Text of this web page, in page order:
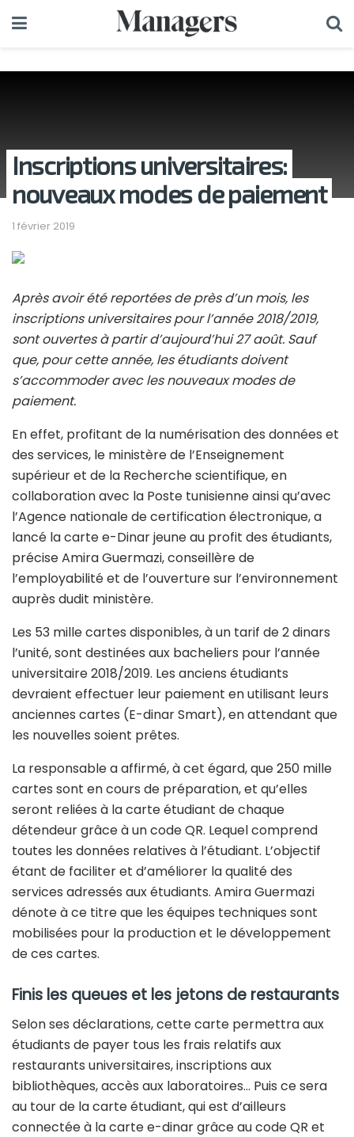
Inscriptions universitaires:
nouveaux modes de paiement
1 février 2019
Après avoir été reportées de près d’un mois, les
inscriptions universitaires pour l’année 2018/2019,
sont ouvertes à partir d’aujourd’hui 27 août. Sauf
que, pour cette année, les étudiants doivent
s’accommoder avec les nouveaux modes de
paiement.
En effet, profitant de la numérisation des données et
des services, le ministère de l’Enseignement
supérieur et de la Recherche scientifique, en
collaboration avec la Poste tunisienne ainsi qu’avec
l’Agence nationale de certification électronique, a
lancé la carte e-Dinar jeune au profit des étudiants,
précise Amira Guermazi, conseillère de
l’employabilité et de l’ouverture sur l’environnement
auprès dudit ministère.
Les 53 mille cartes disponibles, à un tarif de 2 dinars
l’unité, sont destinées aux bacheliers pour l’année
universitaire 2018/2019. Les anciens étudiants
devraient effectuer leur paiement en utilisant leurs
anciennes cartes (E-dinar Smart), en attendant que
les nouvelles soient prêtes.
La responsable a affirmé, à cet égard, que 250 mille
cartes sont en cours de préparation, et qu’elles
seront reliées à la carte étudiant de chaque
détendeur grâce à un code QR. Lequel comprend
toutes les données relatives à l’étudiant. L’objectif
étant de faciliter et d’améliorer la qualité des
services adressés aux étudiants. Amira Guermazi
dénote à ce titre que les équipes techniques sont
mobilisées pour la production et le développement
de ces cartes.
Finis les queues et les jetons de restaurants
Selon ses déclarations, cette carte permettra aux
étudiants de payer tous les frais relatifs aux
restaurants universitaires, inscriptions aux
bibliothèques, accès aux laboratoires… Puis ce sera
au tour de la carte étudiant, qui est d’ailleurs
connectée à la carte e-dinar grâce au code QR et